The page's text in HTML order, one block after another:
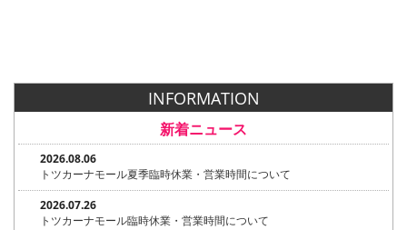
INFORMATION
新着ニュース
2026.08.06
トツカーナモール夏季臨時休業・営業時間について
2026.07.26
トツカーナモール臨時休業・営業時間について